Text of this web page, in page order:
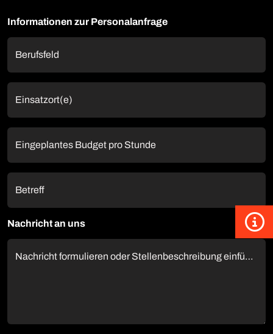
Informationen zur Personalanfrage
Berufsfeld
Einsatzort(e)
Eingeplantes Budget pro Stunde
Betreff
Nachricht an uns
Nachricht formulieren oder Stellenbeschreibung einfügen!